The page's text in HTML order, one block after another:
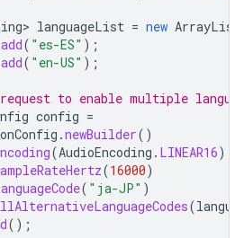
languageList = new ArrayList
add( "es-ES" );
add( "en-US" );
to enable multiple
config =
.newBuilder()
(AudioEncoding . LINEAR16)
(16000)
( "ja-JP" )
(
();